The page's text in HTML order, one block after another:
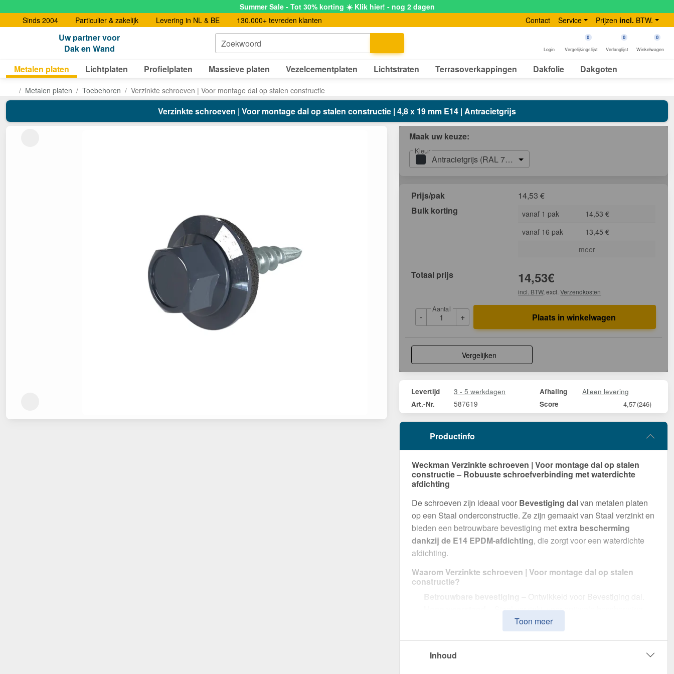
Summer Sale - Tot 30% korting ☀️ Klik hier! - nog 2 dagen
Sinds 2004
Particulier & zakelijk Levering in NL & BE 130.000+ tevreden klanten Contact Service Prijzen incl. BTW.
Uw partner voor
Dak en Wand
Zoekwoord
Login
0
Vergelijkingslijst
0
Verlanglijst
0
Winkelwagen
Metalen platen Lichtplaten Profielplaten Massieve platen Vezelcementplaten Lichtstraten Terrasoverkappingen Dakfolie Dakgoten
Metalen platen Toebehoren Verzinkte schroeven | Voor montage dal op stalen constructie
Verzinkte schroeven | Voor montage dal op stalen constructie | 4,8 x 19 mm E14 | Antracietgrijs
Maak uw keuze:
Kleur
Antracietgrijs (RAL 7016)
Prijs/pak 14,53 €
Bulk korting
vanaf 1 pak
14,53 €
vanaf 16 pak
13,45 €
meer
Totaal prijs 14,53€
incl. BTW, excl.Verzendkosten
-
Aantal
+ Plaats in winkelwagen
Vergelijken
Levertijd 3 - 5 werkdagen Afhaling Alleen levering
Art.-Nr. 587619 Score 4,57(246)
Productinfo
Weckman Verzinkte schroeven | Voor montage dal op stalen
constructie – Robuuste schroefverbinding met waterdichte
afdichting
De schroeven zijn ideaal voor Bevestiging dalvan metalen platen
op een Staal onderconstructie. Ze zijn gemaakt van Staal verzinkt en
bieden een betrouwbare bevestiging metextra bescherming
dankzij de E14 EPDM-afdichting, die zorgt voor een waterdichte
afdichting.
Waarom Verzinkte schroeven | Voor montage dal op stalen
constructie?
Betrouwbare bevestiging
– Ontwikkeld voor Bevestiging dal.
– Staal verzinkt, voor optimale bescherming.
– Met E14 EPDM-afdichting voor
betrouwbare bescherming.
boorpunt: Ja
Toon meer
Inhoud